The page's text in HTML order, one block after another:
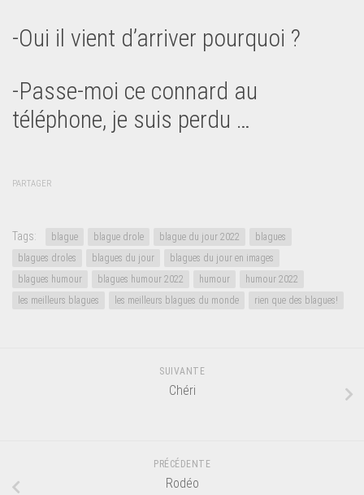
-Oui il vient d’arriver pourquoi ?
-Passe-moi ce connard au
téléphone, je suis perdu …
PARTAGER
Tags: blague blague drole blague du jour 2022
blagues
blagues droles
blagues du jour
blagues du jour en images
blagues humour
blagues humour 2022 humour
humour 2022
les meilleurs blagues
les meilleurs blagues du monde rien que des blagues!
SUIVANTE
Chéri
PRÉCÉDENTE
Rodéo